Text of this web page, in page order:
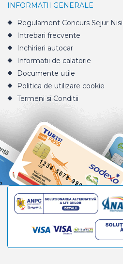
INFORMATII GENERALE
Regulament Concurs Sejur
Intrebari frecvente
Inchirieri autocar
Informatii de calatorie
Documente utile
Politica de utilizare cookie
Termeni si Conditii